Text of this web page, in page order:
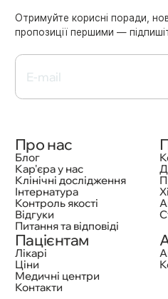
Отримуйте корисні поради,
пропозиції першими —
Про нас
Блог
Кар'єра у нас
Клінічні дослідження
Інтернатура
Контроль якості
Відгуки
Питання та відповіді
Пацієнтам
Лікарі
Ціни
Медичні центри
Контакти